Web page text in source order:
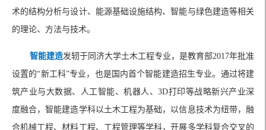
术的结构分析与设计、能源基础设施结构、智能与绿色建造等相关
的理论、方法与技术。
智能建造发轫于同济大学土木工程专业，是教育部2017年批准
设置的“新工科”专业，也是国内首个智能建造招生专业。通过将建
筑产业与大数据、人工智能、机器人、3D打印等战略新兴产业深
度融合，智能建造学科以土木工程为基础，以信息技术为纽带，融
合机械工程、材料工程、工程管理等学科，开展多学科复合交叉的